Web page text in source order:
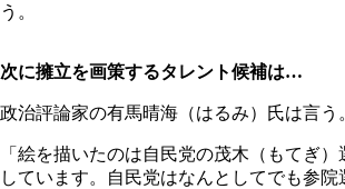
う。
次に擁立を画策するタレント候補は…
政治評論家の有馬晴海（はるみ）氏は言う
「絵を描いたのは自民党の茂木（もてぎ
しています。自民党はなんとしてでも参